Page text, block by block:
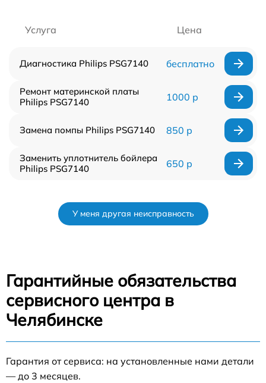
Услуга Цена
Диагностика Philips PSG7140 бесплатно
Ремонт материнской платы
Philips PSG7140
1000 р
Замена помпы Philips PSG7140 850 р
Заменить уплотнитель бойлера
Philips PSG7140
650 р
У меня другая неисправность
Гарантийные обязательства
сервисного центра в
Челябинске
Гарантия от сервиса: на установленные нами детали
— до 3 месяцев.